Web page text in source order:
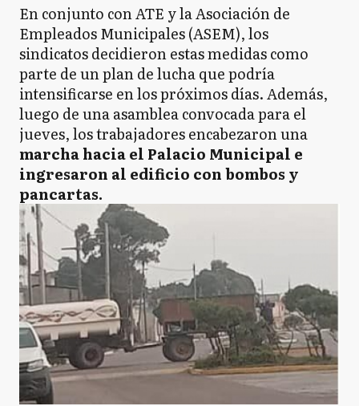
En conjunto con ATE y la Asociación de
Empleados Municipales (ASEM), los
sindicatos decidieron estas medidas como
parte de un plan de lucha que podría
intensificarse en los próximos días. Además,
luego de una asamblea convocada para el
jueves, los trabajadores encabezaron una
marcha hacia el Palacio Municipal e
ingresaron al edificio con bombos y
pancartas.